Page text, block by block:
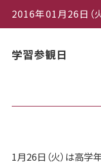
2016年01月26日（火
学習参観日
1月26日（火）は高学